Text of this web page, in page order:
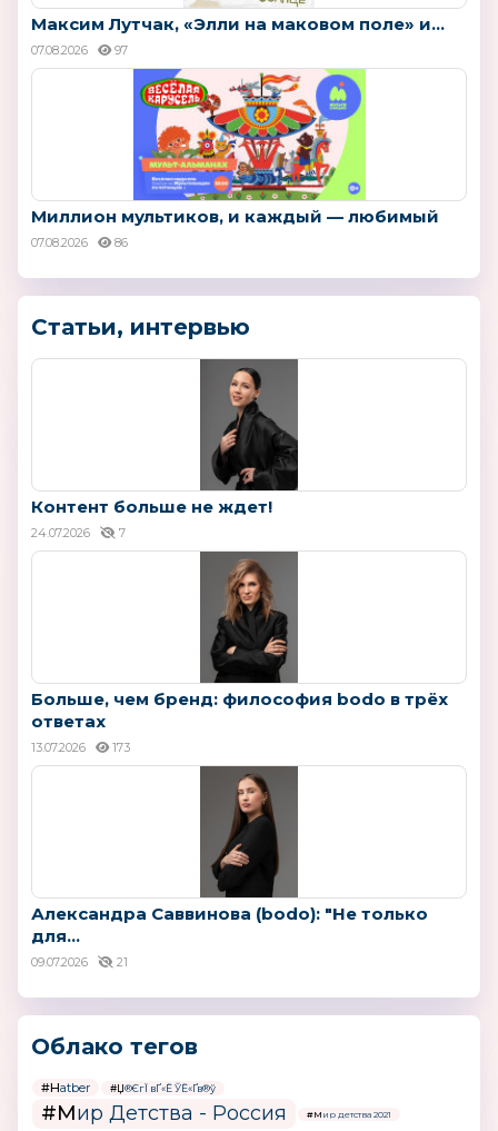
Максим Лутчак, «Элли на маковом поле» и...
07.08.2026 97
Миллион мультиков, и каждый — любимый
07.08.2026 86
Статьи, интервью
Контент больше не ждет!
24.07.2026 7
Больше, чем бренд: философия bodo в трёх
ответах
13.07.2026 173
Александра Саввинова (bodo): "Не только
для...
09.07.2026 21
Облако тегов
#Hatber #Џ®ЄгЇ вҐ«Ё ЎЁ«Ґв®ў
#Мир Детства - Россия #Мир детства 2021